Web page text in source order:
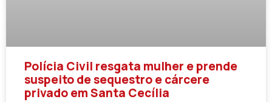
Polícia Civil resgata mulher e prende
suspeito de sequestro e cárcere
privado em Santa Cecília